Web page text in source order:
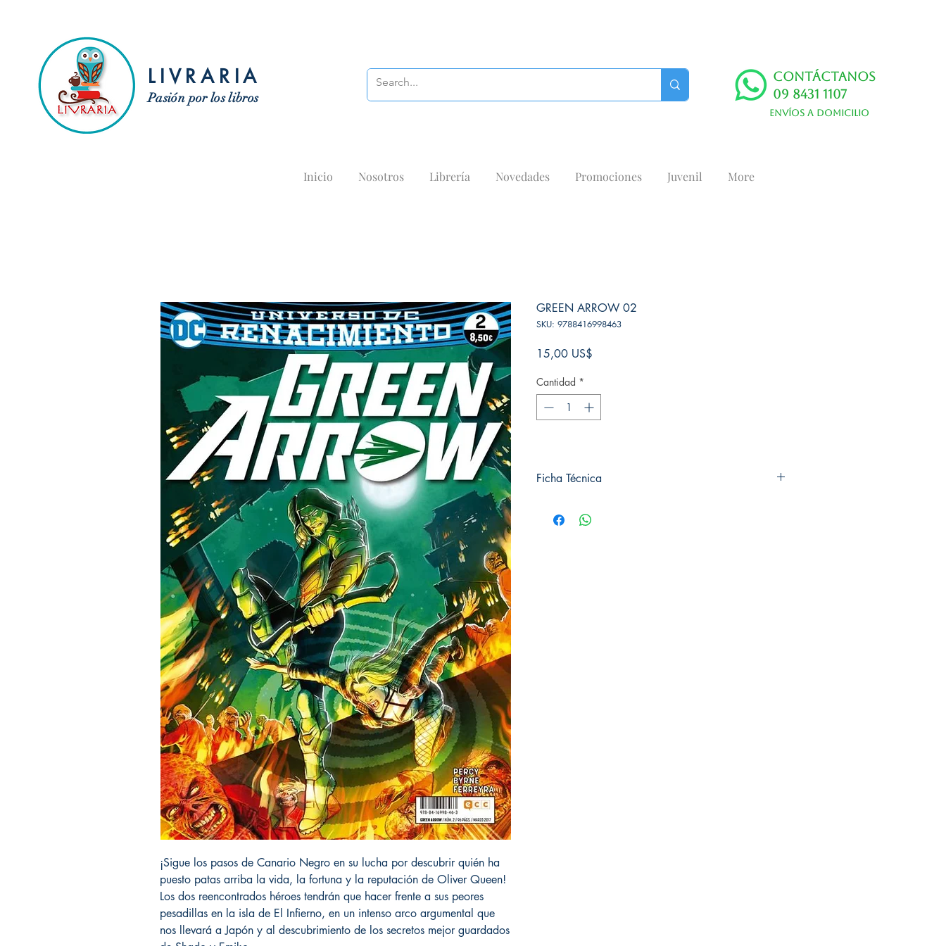
LIVRARIA
Pasión por los libros
Contáctanos
09 8431 1107
Envíos a domicilio
Inicio Nosotros Librería Novedades Promociones Juvenil More
¡Sigue los pasos de Canario Negro en su lucha por descubrir quién ha
puesto patas arriba la vida, la fortuna y la reputación de Oliver Queen!
Los dos reencontrados héroes tendrán que hacer frente a sus peores
pesadillas en la isla de El Infierno, en un intenso arco argumental que
nos llevará a Japón y al descubrimiento de los secretos mejor guardados
GREEN ARROW 02
SKU: 9788416998463
15,00 US$
Cantidad *
Ficha Técnica
Editorial: ECC